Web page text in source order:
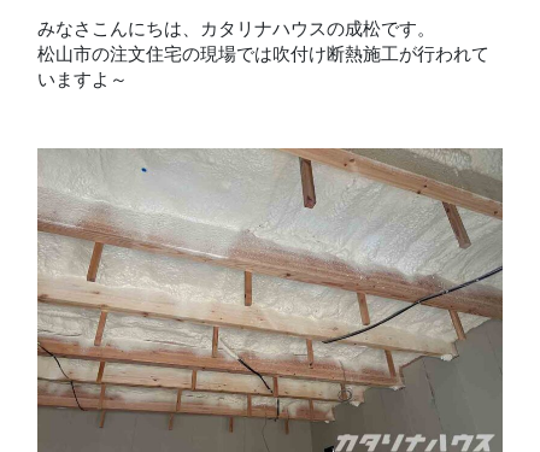
みなさこんにちは、カタリナハウスの成松です。
松山市の注文住宅の現場では吹付け断熱施工が行われて
いますよ～